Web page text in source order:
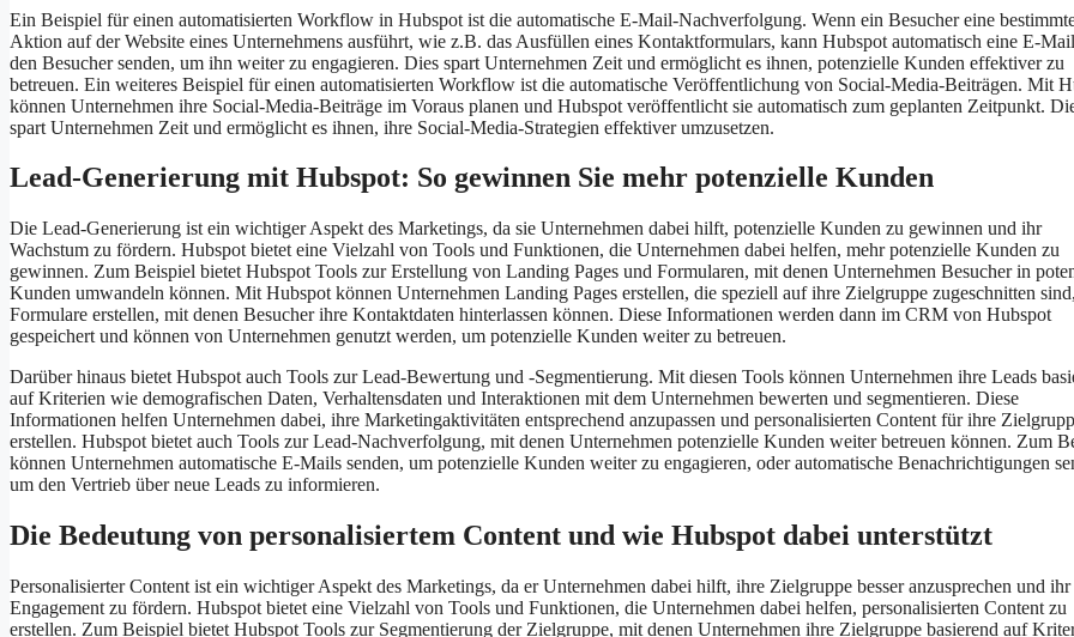
Ein Beispiel für einen automatisierten Workflow in Hubspot ist die automatische E-Mail-Nachverfolgung. Wenn ein Besucher eine
Aktion auf der Website eines Unternehmens ausführt, wie z.B. das Ausfüllen eines Kontaktformulars, kann Hubspot automatisch eine E-
den Besucher senden, um ihn weiter zu engagieren. Dies spart Unternehmen Zeit und ermöglicht es ihnen, potenzielle Kunden effektiver zu
betreuen. Ein weiteres Beispiel für einen automatisierten Workflow ist die automatische Veröffentlichung von Social-Media-Beiträgen. Mit
können Unternehmen ihre Social-Media-Beiträge im Voraus planen und Hubspot veröffentlicht sie automatisch zum geplanten Zeitpunkt.
spart Unternehmen Zeit und ermöglicht es ihnen, ihre Social-Media-Strategien effektiver umzusetzen.
Lead-Generierung mit Hubspot: So gewinnen Sie mehr potenzielle Kunden
Die Lead-Generierung ist ein wichtiger Aspekt des Marketings, da sie Unternehmen dabei hilft, potenzielle Kunden zu gewinnen und ihr
Wachstum zu fördern. Hubspot bietet eine Vielzahl von Tools und Funktionen, die Unternehmen dabei helfen, mehr potenzielle Kunden zu
gewinnen. Zum Beispiel bietet Hubspot Tools zur Erstellung von Landing Pages und Formularen, mit denen Unternehmen Besucher in
Kunden umwandeln können. Mit Hubspot können Unternehmen Landing Pages erstellen, die speziell auf ihre Zielgruppe zugeschnitten
Formulare erstellen, mit denen Besucher ihre Kontaktdaten hinterlassen können. Diese Informationen werden dann im CRM von Hubspot
gespeichert und können von Unternehmen genutzt werden, um potenzielle Kunden weiter zu betreuen.
Darüber hinaus bietet Hubspot auch Tools zur Lead-Bewertung und -Segmentierung. Mit diesen Tools können Unternehmen ihre Leads
auf Kriterien wie demografischen Daten, Verhaltensdaten und Interaktionen mit dem Unternehmen bewerten und segmentieren. Diese
Informationen helfen Unternehmen dabei, ihre Marketingaktivitäten entsprechend anzupassen und personalisierten Content für ihre
erstellen. Hubspot bietet auch Tools zur Lead-Nachverfolgung, mit denen Unternehmen potenzielle Kunden weiter betreuen können. Zum
können Unternehmen automatische E-Mails senden, um potenzielle Kunden weiter zu engagieren, oder automatische Benachrichtigungen
um den Vertrieb über neue Leads zu informieren.
Die Bedeutung von personalisiertem Content und wie Hubspot dabei unterstützt
Personalisierter Content ist ein wichtiger Aspekt des Marketings, da er Unternehmen dabei hilft, ihre Zielgruppe besser anzusprechen und ihr
Engagement zu fördern. Hubspot bietet eine Vielzahl von Tools und Funktionen, die Unternehmen dabei helfen, personalisierten Content zu
erstellen. Zum Beispiel bietet Hubspot Tools zur Segmentierung der Zielgruppe, mit denen Unternehmen ihre Zielgruppe basierend auf